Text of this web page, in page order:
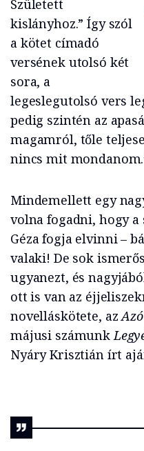
Született
kislányhoz.” Így szól
a kötet címadó
versének utolsó két
sora, a
legeslegutolsó vers
pedig szintén az
magamról, tőle
nincs mit
Mindemellett egy
volna fogadni, hogy
Géza fogja elvinni –
valaki! De sok
ugyanezt, és
ott is van az
novelláskötete, az
májusi számunk
Nyáry Krisztián írt